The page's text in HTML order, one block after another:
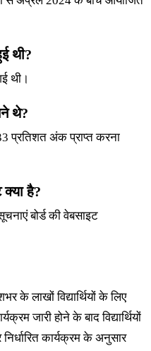
थी?
थी।
थे?
33 प्रतिशत अंक प्राप्त करना
है?
बोर्ड की वेबसाइट
के लाखों विद्यार्थियों के लिए
जारी होने के बाद विद्यार्थियों
कार्यक्रम के अनुसार